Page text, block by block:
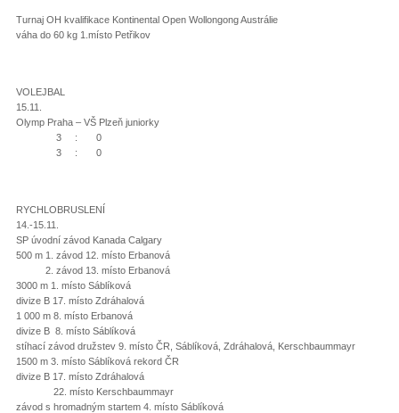
Turnaj OH kvalifikace Kontinental Open Wollongong Austrálie
váha do 60 kg 1.místo Petřikov
VOLEJBAL
15.11.
Olymp Praha – VŠ Plzeň juniorky
3 : 0
3 : 0
RYCHLOBRUSLENÍ
14.-15.11.
SP úvodní závod Kanada Calgary
500 m 1. závod 12. místo Erbanová
2. závod 13. místo Erbanová
3000 m 1. místo Sáblíková
divize B 17. místo Zdráhalová
1 000 m 8. místo Erbanová
divize B 8. místo Sáblíková
stíhací závod družstev 9. místo ČR, Sáblíková, Zdráhalová, Kerschbaummayr
1500 m 3. místo Sáblíková rekord ČR
divize B 17. místo Zdráhalová
22. místo Kerschbaummayr
závod s hromadným startem 4. místo Sáblíková